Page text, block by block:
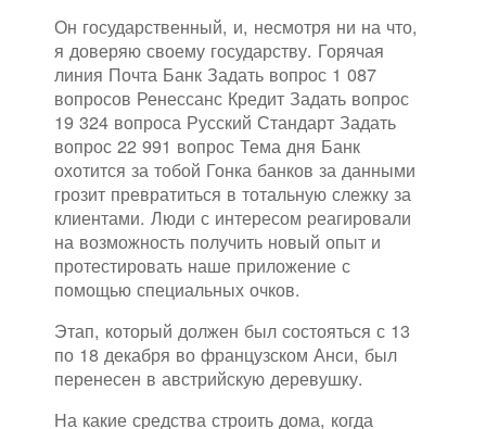
Он государственный, и, несмотря ни на что,
я доверяю своему государству. Горячая
линия Почта Банк Задать вопрос 1 087
вопросов Ренессанс Кредит Задать вопрос
19 324 вопроса Русский Стандарт Задать
вопрос 22 991 вопрос Тема дня Банк
охотится за тобой Гонка банков за данными
грозит превратиться в тотальную слежку за
клиентами. Люди с интересом реагировали
на возможность получить новый опыт и
протестировать наше приложение с
помощью специальных очков.
Этап, который должен был состояться с 13
по 18 декабря во французском Анси, был
перенесен в австрийскую деревушку.
На какие средства строить дома, когда